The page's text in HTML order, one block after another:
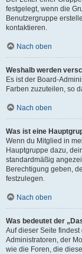
festgelegt, wenn die
Benutzergruppe
kontaktieren.
Nach oben
Weshalb werden
Es ist der Board-
Farben zuzuteilen, so
Nach oben
Was ist eine
Wenn du Mitglied in
Hauptgruppe dazu,
standardmäßig
Berechtigung geben,
festzulegen.
Nach oben
Was bedeutet der
Auf dieser Seite
Administratoren, der
wie die Foren, die